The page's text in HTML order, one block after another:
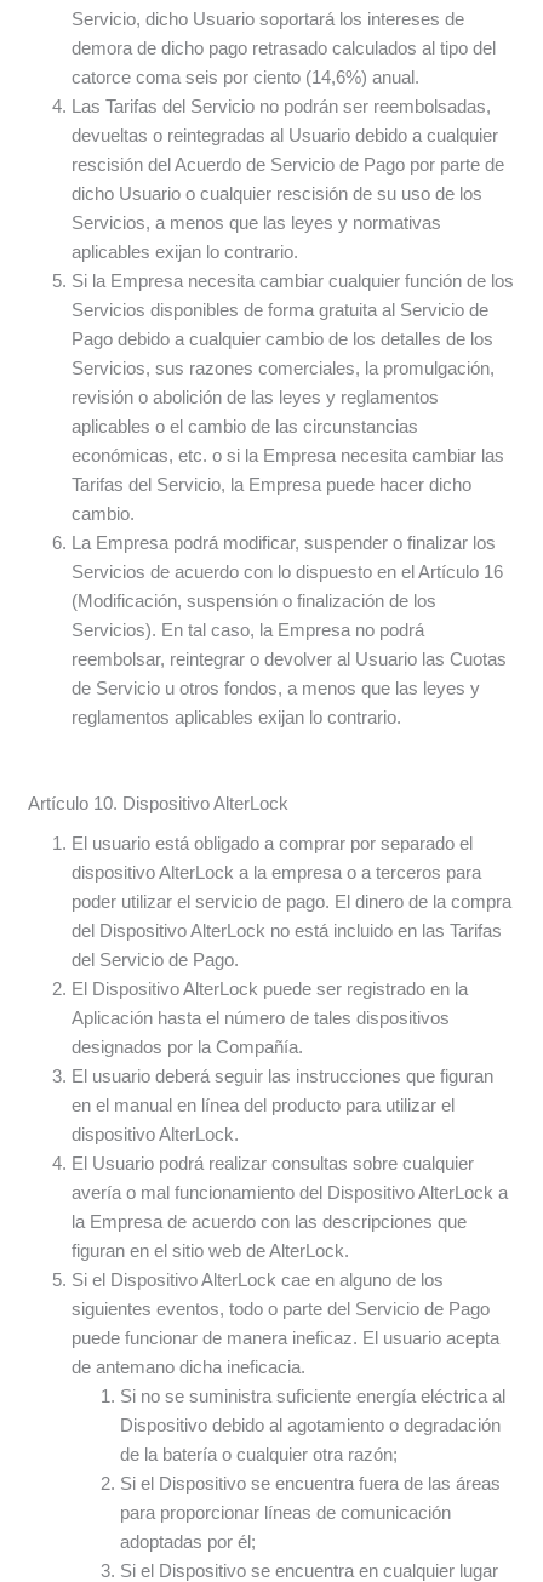
Servicio, dicho Usuario soportará los intereses de
demora de dicho pago retrasado calculados al tipo del
catorce coma seis por ciento (14,6%) anual.
Las Tarifas del Servicio no podrán ser reembolsadas,
devueltas o reintegradas al Usuario debido a cualquier
rescisión del Acuerdo de Servicio de Pago por parte de
dicho Usuario o cualquier rescisión de su uso de los
Servicios, a menos que las leyes y normativas
aplicables exijan lo contrario.
Si la Empresa necesita cambiar cualquier función de los
Servicios disponibles de forma gratuita al Servicio de
Pago debido a cualquier cambio de los detalles de los
Servicios, sus razones comerciales, la promulgación,
revisión o abolición de las leyes y reglamentos
aplicables o el cambio de las circunstancias
económicas, etc. o si la Empresa necesita cambiar las
Tarifas del Servicio, la Empresa puede hacer dicho
cambio.
La Empresa podrá modificar, suspender o finalizar los
Servicios de acuerdo con lo dispuesto en el Artículo 16
(Modificación, suspensión o finalización de los
Servicios). En tal caso, la Empresa no podrá
reembolsar, reintegrar o devolver al Usuario las Cuotas
de Servicio u otros fondos, a menos que las leyes y
reglamentos aplicables exijan lo contrario.
Artículo 10. Dispositivo AlterLock
El usuario está obligado a comprar por separado el
dispositivo AlterLock a la empresa o a terceros para
poder utilizar el servicio de pago. El dinero de la compra
del Dispositivo AlterLock no está incluido en las Tarifas
del Servicio de Pago.
El Dispositivo AlterLock puede ser registrado en la
Aplicación hasta el número de tales dispositivos
designados por la Compañía.
El usuario deberá seguir las instrucciones que figuran
en el manual en línea del producto para utilizar el
dispositivo AlterLock.
El Usuario podrá realizar consultas sobre cualquier
avería o mal funcionamiento del Dispositivo AlterLock a
la Empresa de acuerdo con las descripciones que
figuran en el sitio web de AlterLock.
Si el Dispositivo AlterLock cae en alguno de los
siguientes eventos, todo o parte del Servicio de Pago
puede funcionar de manera ineficaz. El usuario acepta
de antemano dicha ineficacia.
Si no se suministra suficiente energía eléctrica al
Dispositivo debido al agotamiento o degradación
de la batería o cualquier otra razón;
Si el Dispositivo se encuentra fuera de las áreas
para proporcionar líneas de comunicación
adoptadas por él;
Si el Dispositivo se encuentra en cualquier lugar